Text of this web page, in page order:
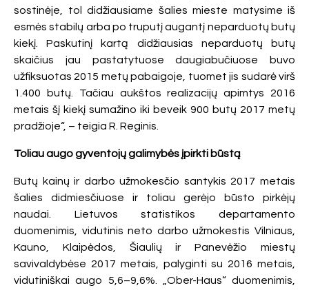
sostinėje, tol didžiausiame šalies mieste matysime iš
esmės stabilų arba po truputį augantį neparduotų butų
kiekį. Paskutinį kartą didžiausias neparduotų butų
skaičius jau pastatytuose daugiabučiuose buvo
užfiksuotas 2015 metų pabaigoje, tuomet jis sudarė virš
1.400 butų. Tačiau aukštos realizacijų apimtys 2016
metais šį kiekį sumažino iki beveik 900 butų 2017 metų
pradžioje“, – teigia R. Reginis.
Toliau augo gyventojų galimybės įpirkti būstą
Butų kainų ir darbo užmokesčio santykis 2017 metais
šalies didmiesčiuose ir toliau gerėjo būsto pirkėjų
naudai. Lietuvos statistikos departamento
duomenimis, vidutinis neto darbo užmokestis Vilniaus,
Kauno, Klaipėdos, Šiaulių ir Panevėžio miestų
savivaldybėse 2017 metais, palyginti su 2016 metais,
vidutiniškai augo 5,6–9,6%. „Ober-Haus“ duomenimis,